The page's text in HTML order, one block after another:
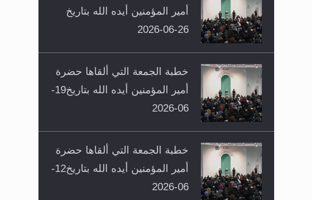
أمير المؤمنين أيده الله بتاريخ
26-06-2026
خطبة الجمعة التي ألقاها حضرة
أمير المؤمنين أيده الله بتاريخ19-
06-2026
خطبة الجمعة التي ألقاها حضرة
أمير المؤمنين أيده الله بتاريخ12-
06-2026